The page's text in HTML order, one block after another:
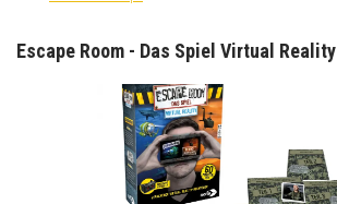
Escape Room - Das Spiel Virtual Reality